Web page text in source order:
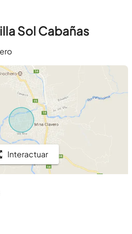
Sol Cabañas
Interactuar